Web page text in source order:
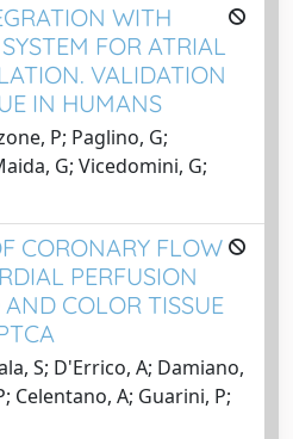
WITH
FOR ATRIAL
VALIDATION
IN HUMANS
P; Paglino, G;
G; Vicedomini, G;
CORONARY FLOW
PERFUSION
COLOR TISSUE
S; D'Errico, A; Damiano,
Celentano, A; Guarini, P;